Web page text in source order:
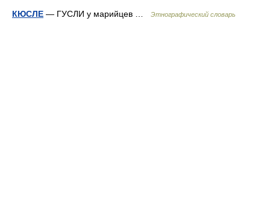
КЮСЛЕ — ГУСЛИ у марийцев … Этнографический словарь